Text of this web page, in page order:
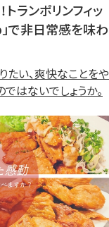
ランポリンフィッ
で非日常感を味わ
たい、爽快なことをや
はないでしょうか。